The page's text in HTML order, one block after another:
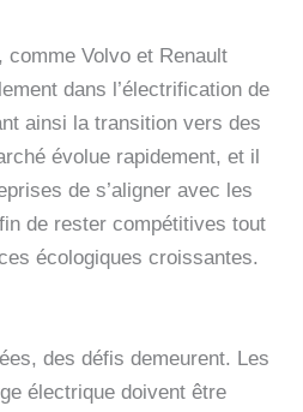
comme Volvo et Renault
dans l’électrification de
ainsi la transition vers des
évolue rapidement, et il
de s’aligner avec les
de rester compétitives tout
écologiques croissantes.
des défis demeurent. Les
électrique doivent être